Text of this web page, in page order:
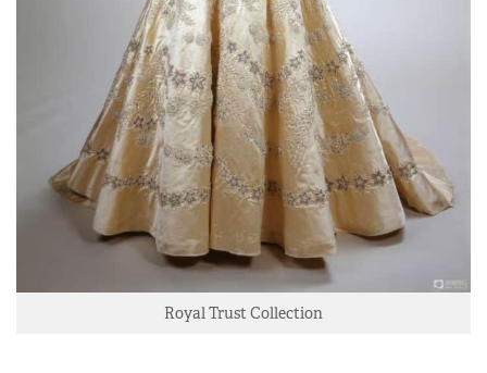
Royal Trust Collection